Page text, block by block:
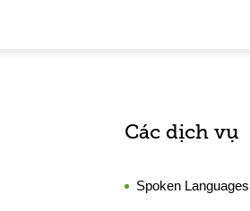
Các dịch vụ
Spoken